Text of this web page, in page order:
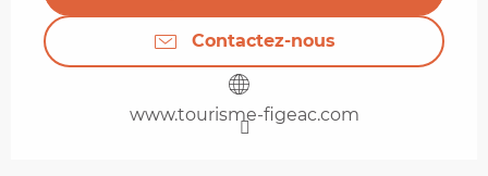
Contactez-nous
www.tourisme-figeac.com